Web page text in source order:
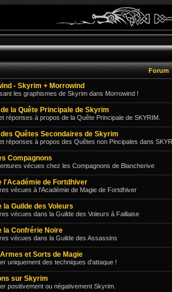
Forum
- Skyrim + Morrowind
les graphismes de Skyrim dans Morrowind !
la Quête Principale de Skyrim
réponses à propos de la Quête Principale de SKYRIM.
Quêtes Secondaires de Skyrim
réponses à propos des Quêtes non Pincipales dans
Compagnons
vécues chez les Compagnons de Blancherive
l'Académie de Fortdhiver
vécues à l'Académie de Magie de Fortdhiver
la Guilde des Voleurs
vécues dans la Guilde des Voleurs à Faillaise
la Confrérie Noire
vécues dans la Guilde des Assassins
et Sorts de Magie
uniquement des techniques d'attaque !
sur Skyrim
positivement ou négativement Skyrim.